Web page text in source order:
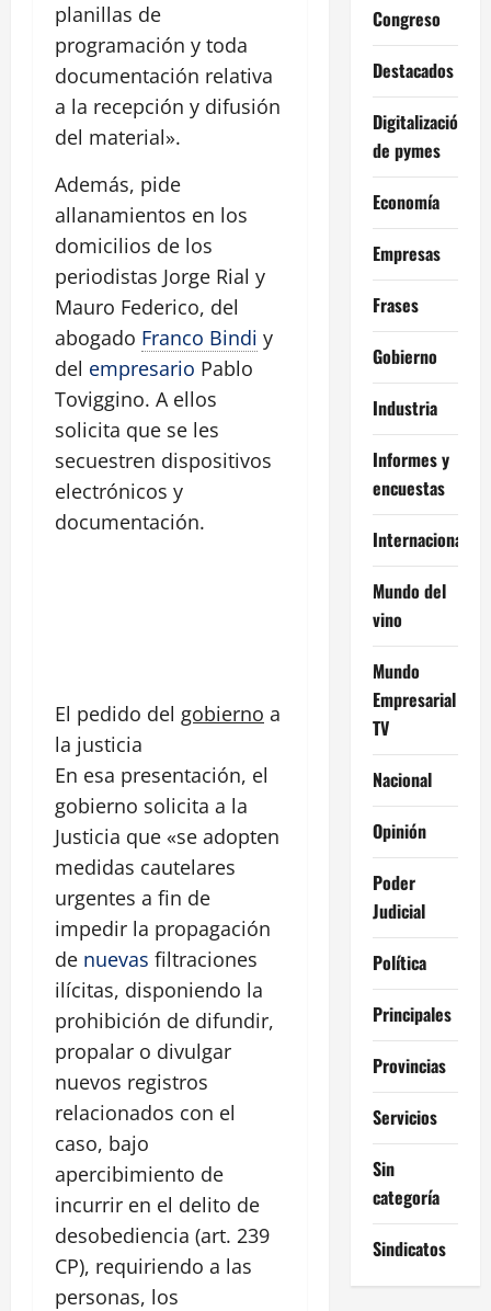
planillas de
programación y toda
documentación relativa
a la recepción y difusión
del material».
Además, pide
allanamientos en los
domicilios de los
periodistas Jorge Rial y
Mauro Federico, del
abogado Franco Bindi y
del empresario Pablo
Toviggino. A ellos
solicita que se les
secuestren dispositivos
electrónicos y
documentación.
El pedido del gobierno a
la justicia
En esa presentación, el
gobierno solicita a la
Justicia que «se adopten
medidas cautelares
urgentes a fin de
impedir la propagación
de nuevas filtraciones
ilícitas, disponiendo la
prohibición de difundir,
propalar o divulgar
nuevos registros
relacionados con el
caso, bajo
apercibimiento de
incurrir en el delito de
desobediencia (art. 239
CP), requiriendo a las
personas, los
Congreso
Destacados
Digitalización
de pymes
Economía
Empresas
Frases
Gobierno
Industria
Informes y
encuestas
Internacional
Mundo del
vino
Mundo
Empresarial
TV
Nacional
Opinión
Poder
Judicial
Política
Principales
Provincias
Servicios
Sin
categoría
Sindicatos